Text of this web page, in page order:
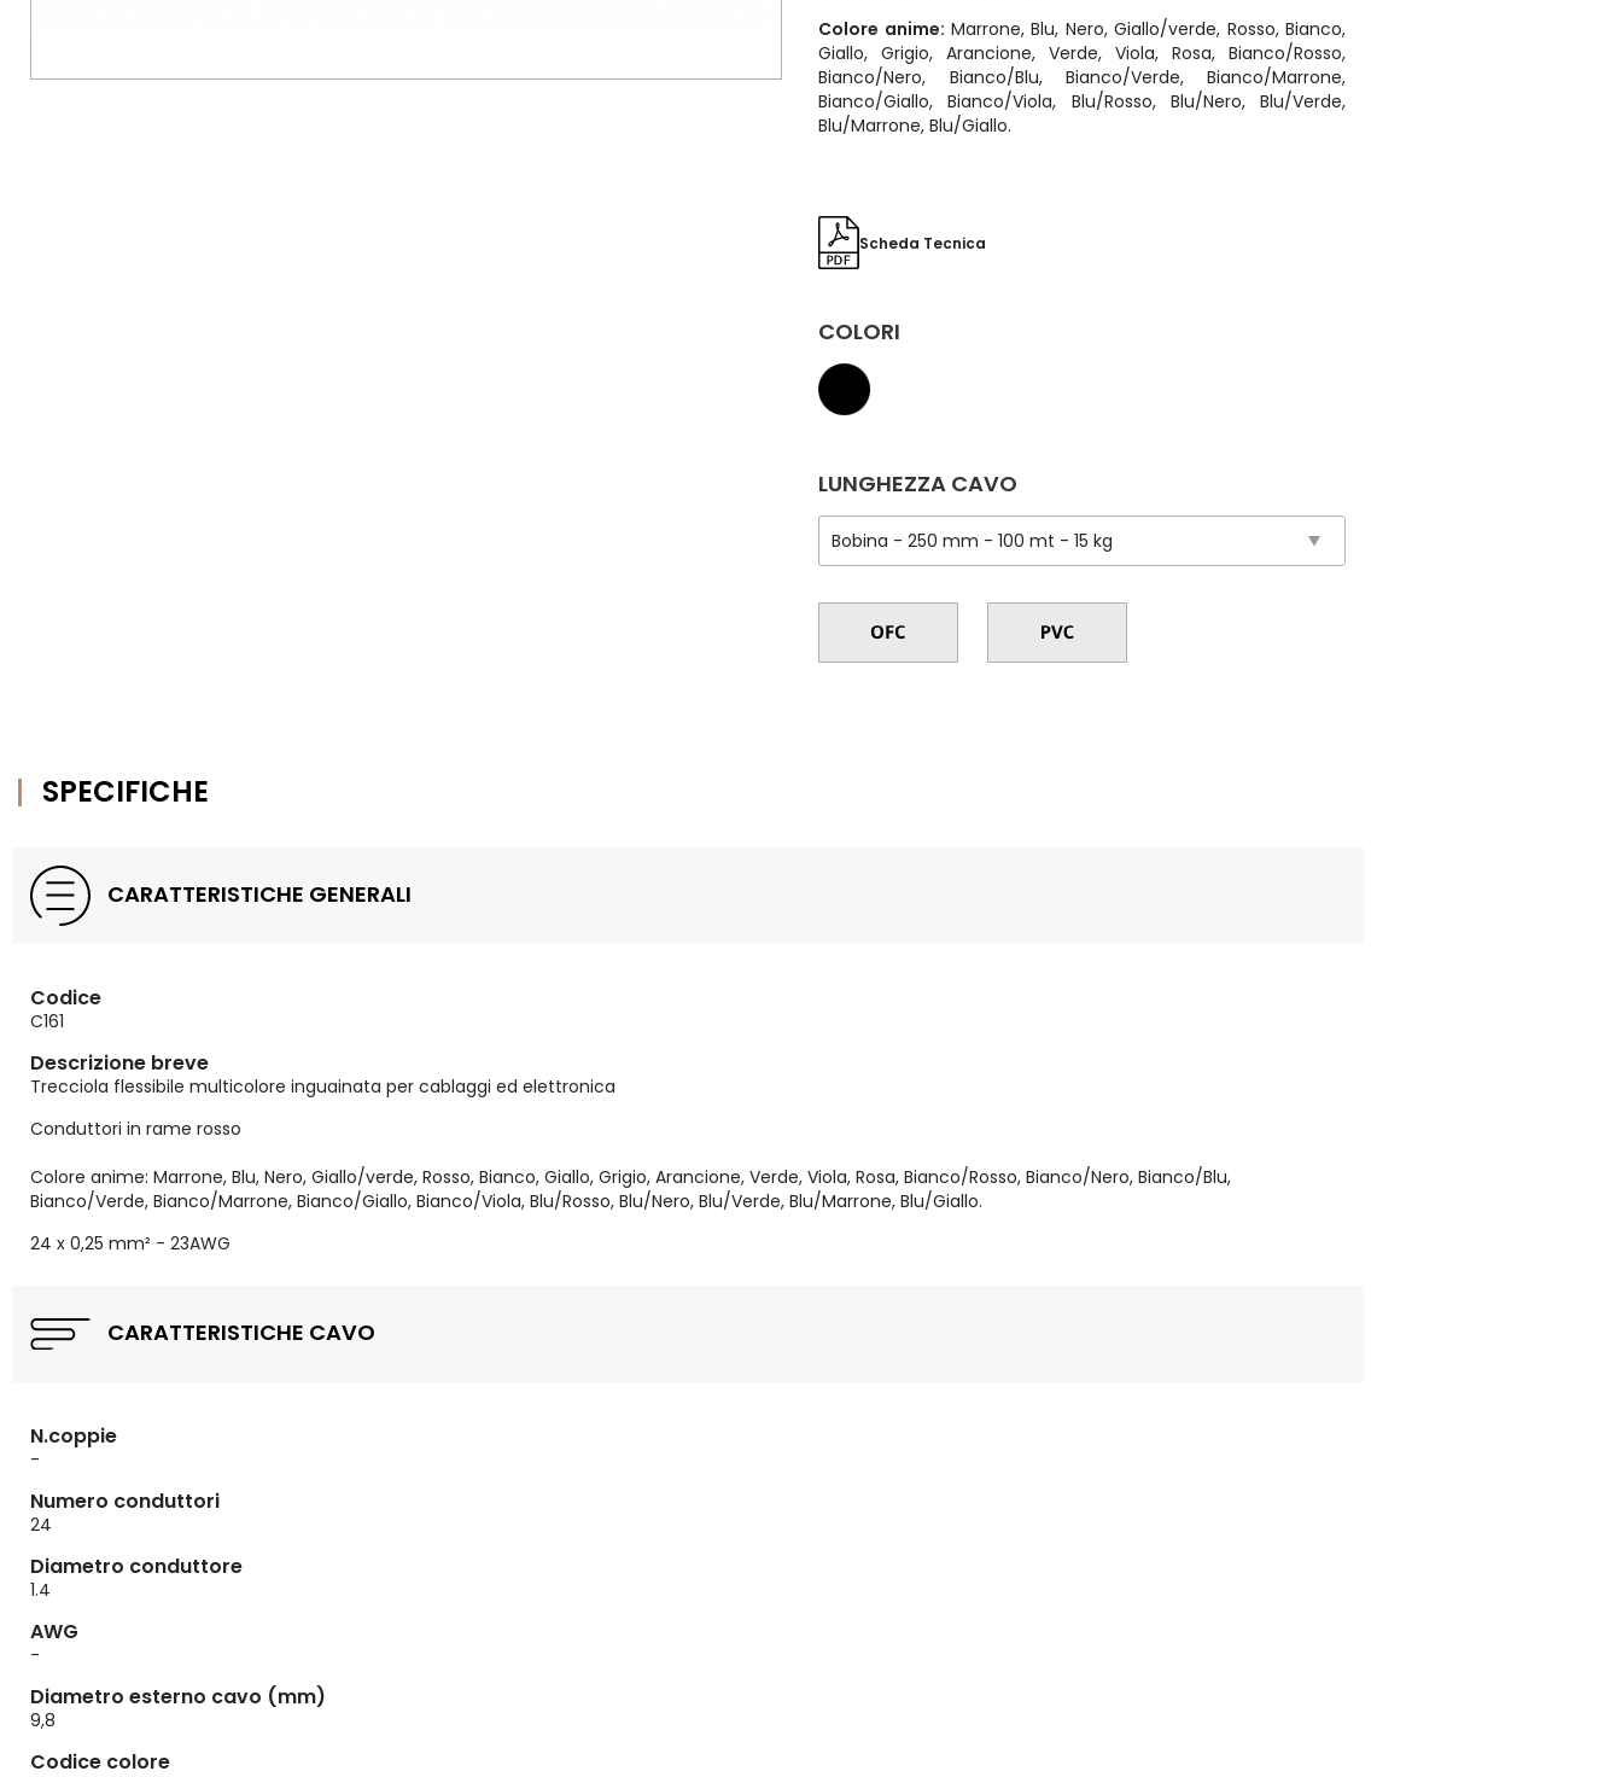
Colore anime: Marrone, Blu, Nero, Giallo/verde, Rosso, Bianco,
Giallo, Grigio, Arancione, Verde, Viola, Rosa, Bianco/Rosso,
Bianco/Nero, Bianco/Blu, Bianco/Verde, Bianco/Marrone,
Bianco/Giallo, Bianco/Viola, Blu/Rosso, Blu/Nero, Blu/Verde,
Blu/Marrone, Blu/Giallo.
Scheda Tecnica
COLORI
LUNGHEZZA CAVO
SPECIFICHE
CARATTERISTICHE GENERALI
Codice
C161
Descrizione breve
Trecciola flessibile multicolore inguainata per cablaggi ed elettronica
Conduttori in rame rosso
Colore anime: Marrone, Blu, Nero, Giallo/verde, Rosso, Bianco, Giallo, Grigio, Arancione, Verde, Viola, Rosa, Bianco/Rosso, Bianco/Nero, Bianco/Blu,
Bianco/Verde, Bianco/Marrone, Bianco/Giallo, Bianco/Viola, Blu/Rosso, Blu/Nero, Blu/Verde, Blu/Marrone, Blu/Giallo.
24 x 0,25 mm² - 23AWG
CARATTERISTICHE CAVO
N.coppie
-
Numero conduttori
24
Diametro conduttore
1.4
AWG
-
Diametro esterno cavo (mm)
9,8
Codice colore